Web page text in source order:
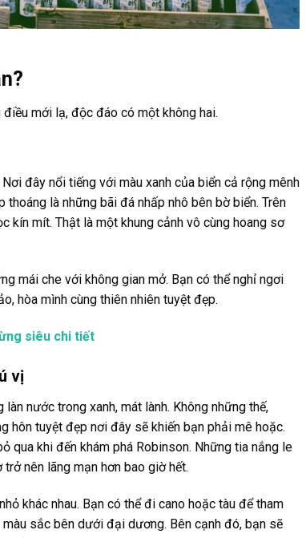
mới lạ, độc đáo có một không hai.
đây nổi tiếng với màu xanh của biển cả rộng mênh
là những bãi đá nhấp nhô bên bờ biển. Trên
kín mít. Thật là một khung cảnh vô cùng hoang sơ
mái che với không gian mở. Bạn có thể nghỉ ngơi
hòa mình cùng thiên nhiên tuyệt đẹp.
siêu chi tiết
vị
nước trong xanh, mát lành. Không những thế,
hôn tuyệt đẹp nơi đây sẽ khiến bạn phải mê hoặc.
qua khi đến khám phá Robinson. Những tia nắng le
nên lãng mạn hơn bao giờ hết.
khác nhau. Bạn có thể đi cano hoặc tàu để tham
sắc bên dưới đại dương. Bên cạnh đó, bạn sẽ